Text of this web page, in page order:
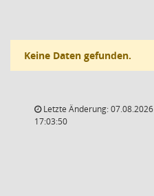
Keine Daten gefunden.
Letzte Änderung: 07.08.2026
17:03:50